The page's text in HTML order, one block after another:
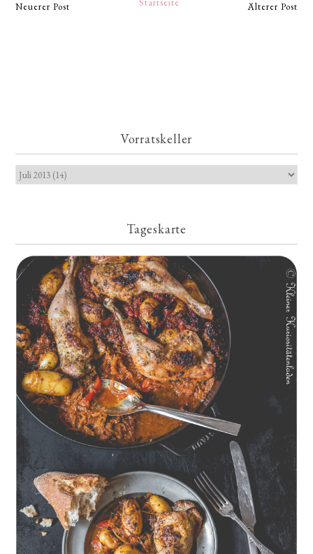
Neuerer Post Älterer Post
Startseite
Vorratskeller
Tageskarte
Geschmorte Hähnchenschenkel auf Paprikakraut und kleinen
Kartoffeln